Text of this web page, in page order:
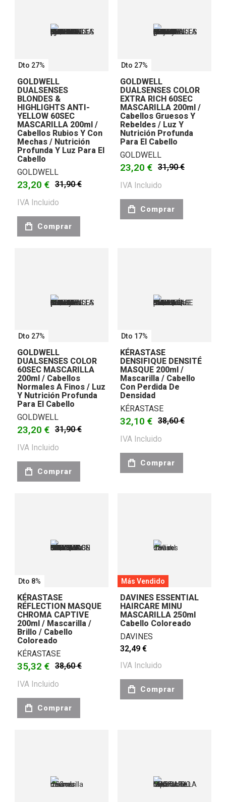
Dto 27%
GOLDWELL
DUALSENSES
BLONDES &
HIGHLIGHTS ANTI-
YELLOW 60SEC
MASCARILLA 200ml /
Cabellos Rubios Y Con
Mechas / Nutrición
Profunda Y Luz Para El
Cabello
GOLDWELL
23,20 € 31,90 €
IVA Incluido
Comprar
Dto 27%
GOLDWELL
DUALSENSES COLOR
EXTRA RICH 60SEC
MASCARILLA 200ml /
Cabellos Gruesos Y
Rebeldes / Luz Y
Nutrición Profunda
Para El Cabello
GOLDWELL
23,20 € 31,90 €
IVA Incluido
Comprar
Dto 27%
GOLDWELL
DUALSENSES COLOR
60SEC MASCARILLA
200ml / Cabellos
Normales A Finos / Luz
Y Nutrición Profunda
Para El Cabello
GOLDWELL
23,20 € 31,90 €
IVA Incluido
Comprar
Dto 17%
KÉRASTASE
DENSIFIQUE DENSITÉ
MASQUE 200ml /
Mascarilla / Cabello
Con Perdida De
Densidad
KÉRASTASE
32,10 € 38,60 €
IVA Incluido
Comprar
Dto 8%
KÉRASTASE
RÉFLECTION MASQUE
CHROMA CAPTIVE
200ml / Mascarilla /
Brillo / Cabello
Coloreado
KÉRASTASE
35,32 € 38,60 €
IVA Incluido
Comprar
Más Vendido
DAVINES ESSENTIAL
HAIRCARE MINU
MASCARILLA 250ml
Cabello Coloreado
DAVINES
32,49 €
IVA Incluido
Comprar